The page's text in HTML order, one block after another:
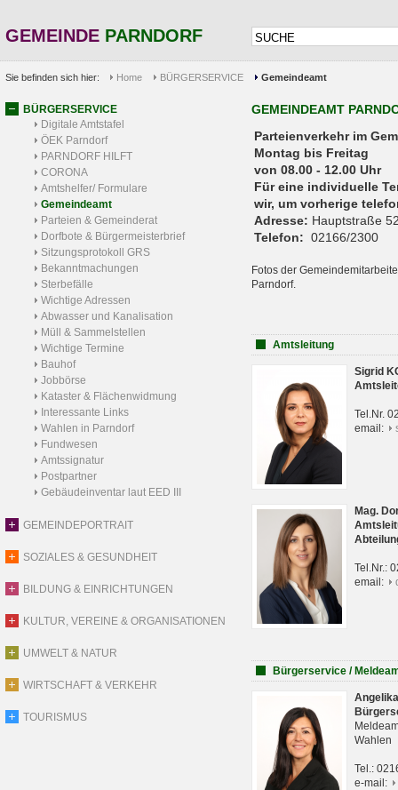
GEMEINDE PARNDORF
Sie befinden sich hier: Home BÜRGERSERVICE Gemeindeamt
BÜRGERSERVICE
Digitale Amtstafel
ÖEK Parndorf
PARNDORF HILFT
CORONA
Amtshelfer/ Formulare
Gemeindeamt
Parteien & Gemeinderat
Dorfbote & Bürgermeisterbrief
Sitzungsprotokoll GRS
Bekanntmachungen
Sterbefälle
Wichtige Adressen
Abwasser und Kanalisation
Müll & Sammelstellen
Wichtige Termine
Bauhof
Jobbörse
Kataster & Flächenwidmung
Interessante Links
Wahlen in Parndorf
Fundwesen
Amtssignatur
Postpartner
Gebäudeinventar laut EED III
GEMEINDEPORTRAIT
SOZIALES & GESUNDHEIT
BILDUNG & EINRICHTUNGEN
KULTUR, VEREINE & ORGANISATIONEN
UMWELT & NATUR
WIRTSCHAFT & VERKEHR
TOURISMUS
GEMEINDEAMT
Parteienverkehr
Montag bis Freitag
von 08.00 - 12.00 Uhr
Für eine individuelle
wir, um vorherige
Adresse: Hauptstraße
Telefon: 02166/2300
Fotos der
Parndorf.
Amtsleitung
Sigrid
Tel.Nr.
email:
Mag.
Tel.Nr.:
email:
Bürgerservice /
Wahlen
Tel.:
e-mail: